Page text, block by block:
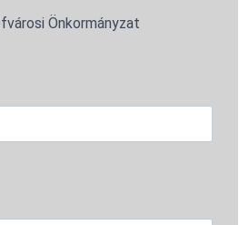
Önkormányzat